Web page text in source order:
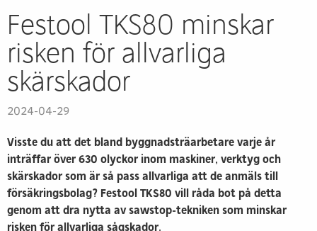
Festool TKS80 minskar
risken för allvarliga
skärskador
2024-04-29
Visste du att det bland byggnadsträarbetare varje år
inträffar över 630 olyckor inom maskiner, verktyg och
skärskador som är så pass allvarliga att de anmäls till
försäkringsbolag? Festool TKS80 vill råda bot på detta
genom att dra nytta av sawstop-tekniken som minskar
risken för allvarliga sågskador.